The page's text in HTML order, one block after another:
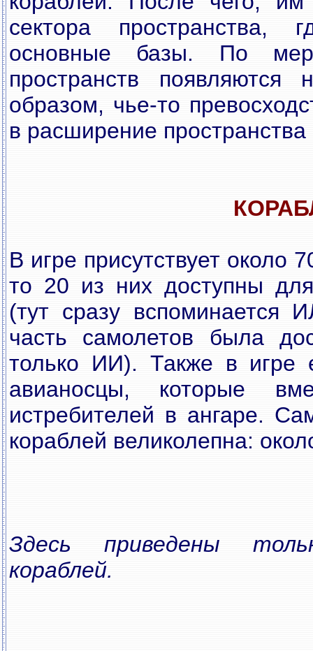
сектора пространства,
основные базы. По
пространств
образом, чье-то
в расширение пространства
В игре присутствует около
то 20 из них доступны
(тут сразу вспоминается
часть самолетов была
только ИИ). Также в игре
авианосцы, которые
истребителей в ангаре.
кораблей великолепна:
Здесь приведены
кораблей.